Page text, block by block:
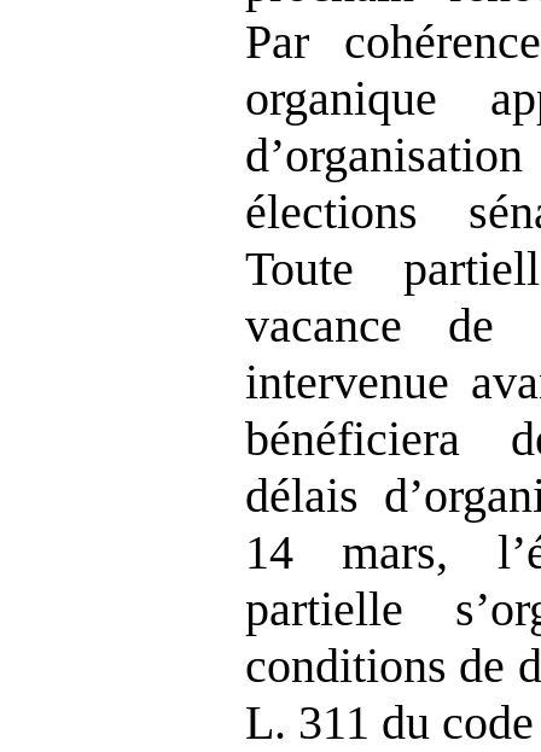
Par
organique
élections
Toute
vacance de
intervenue
bénéficiera
délais
14 mars,
partielle
conditions de
L. 311 du